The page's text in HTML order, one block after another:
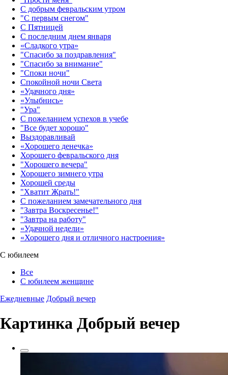
С добрым февральским утром
"С первым снегом"
С Пятницей
С последним днем января
«Сладкого утра»‎
"Спасибо за поздравления"
"Спасибо за внимание"
"Споки ночи"
Спокойной ночи Света
«Удачного дня»‎
«Улыбнись»‎
"Ура"
С пожеланием успехов в учебе
"Все будет хорошо"
Выздоравливай
«‎Хорошего денечка»‎
Хорошего февральского дня
"Хорошего вечера"
Хорошего зимнего утра
Хорошей среды
"Хватит Жрать!"
С пожеланием замечательного дня
"Завтра Воскресенье!"
"Завтра на работу"
«Удачной недели»‎
«Хорошего дня и отличного настроения»‎
С юбилеем
Все
С юбилеем женщине
Ежедневные Добрый вечер
Картинка Добрый вечер